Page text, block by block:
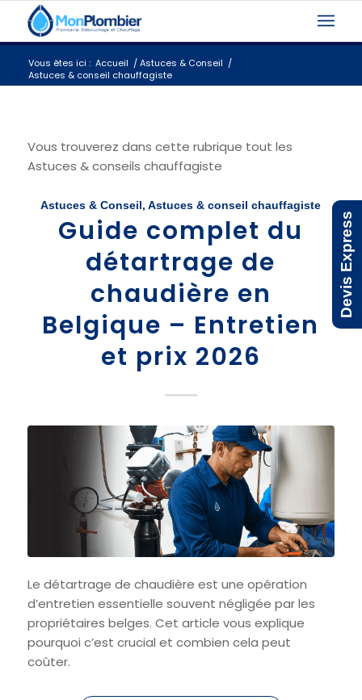
Vous êtes ici : Accueil / Astuces & Conseil /
Astuces & conseil chauffagiste
Vous trouverez dans cette rubrique tout les
Astuces & conseils chauffagiste
Astuces & Conseil ,Astuces & conseil chauffagiste
Guide complet du
détartrage de
chaudière en
Belgique – Entretien
et prix 2026
Le détartrage de chaudière est une opération
d’entretien essentielle souvent négligée par les
propriétaires belges. Cet article vous explique
pourquoi c’est crucial et combien cela peut
coûter.
Devis Express